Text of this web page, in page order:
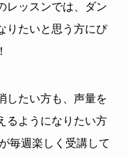
レッスンでは、ダン
りたいと思う方にぴ
したい方も、声量を
るようになりたい方
毎週楽しく受講して